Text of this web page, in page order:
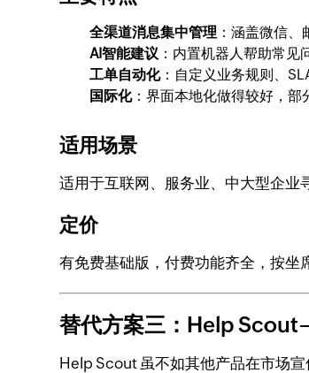
全渠道消息集中管理 ：涵盖微信、
AI智能建议 ：内置机器人帮助常见
工单自动化：自定义业务规则、
国际化：界面本地化做得较好，部
适用场景
适用于互联网、服务业、中大型企业
定价
有免费基础版，付费功能齐全，按坐
替代方案三：Help
Help Scout 虽不如其他产品在市场